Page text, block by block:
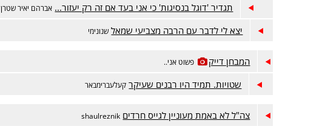
תגדיר 'דוגל בנסיגות' כי אני בעד אם זה רק יעזור... אברהם יאיר שטרן
יצא לי לדבר עם הרבה מצביעי שמאל שנונימי
המבחן דייק פשוט אני..
שטויות. תמיד היו רבנים שעיקר קעלעברימבאר
צה"ל לא באמת מעוניין לגייס חרדים shaulreznik